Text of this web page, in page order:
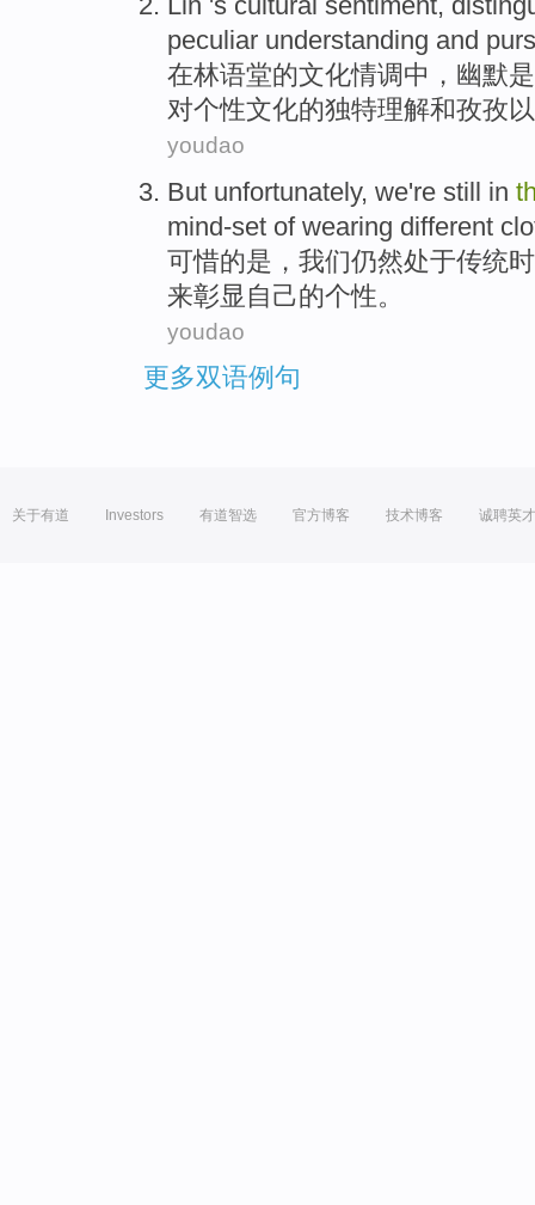
peculiar understanding and
在林语堂的文化情调中 ， 幽默
对个性文化的独特理解和孜孜
youdao
But unfortunately, we're still in
mind-set of wearing different
可惜的是， 我们仍然处于传统
来彰显 自己的个性。
youdao
更多双语例句
关于有道 Investors 有道智选 官方博客 技术博客 诚聘英才